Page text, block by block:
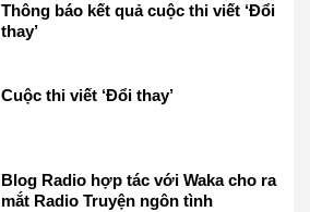
Thông báo kết quả cuộc thi viết ‘Đổi
thay’
Cuộc thi viết ‘Đổi thay’
Blog Radio hợp tác với Waka cho ra
mắt Radio Truyện ngôn tình